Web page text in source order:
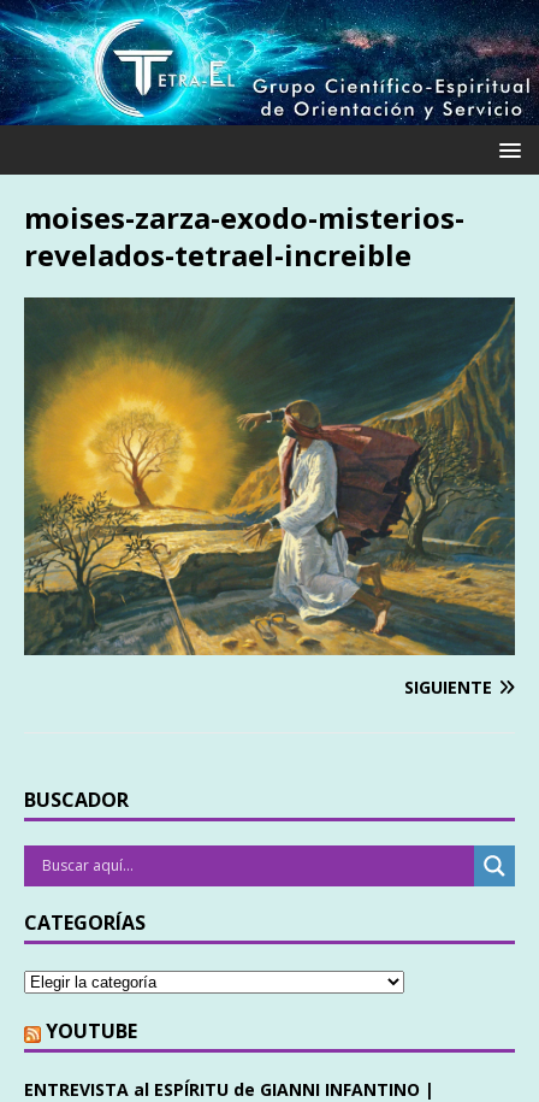
moises-zarza-exodo-misterios-
revelados-tetrael-increible
SIGUIENTE
BUSCADOR
CATEGORÍAS
YOUTUBE
ENTREVISTA al ESPÍRITU de GIANNI INFANTINO |